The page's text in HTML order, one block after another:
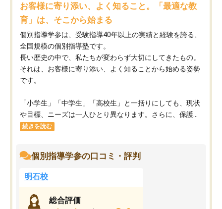
お客様に寄り添い、よく知ること。「最適な教
育」は、そこから始まる
個別指導学参は、受験指導40年以上の実績と経験を誇る、
全国規模の個別指導塾です。
長い歴史の中で、私たちが変わらず大切にしてきたもの。
それは、お客様に寄り添い、よく知ることから始める姿勢
です。
「小学生」「中学生」「高校生」と一括りにしても、現状
や目標、ニーズは一人ひとり異なります。さらに、保護...
続きを読む
個別指導学参の口コミ・評判
明石校
総合評価